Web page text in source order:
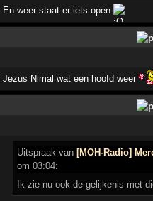
En weer staat er iets open
Jezus Nimal wat een hoofd weer
Uitspraak van[MOH-Radio]
om 03:04:
Ik zie nu ook de gelijkenis met